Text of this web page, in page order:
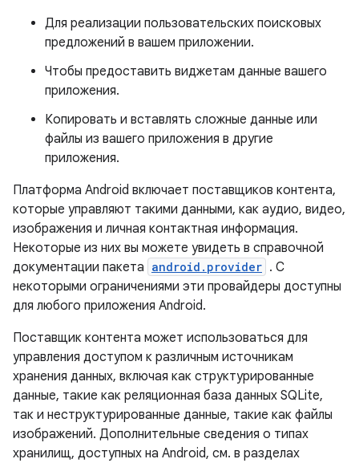
Для реализации пользовательских поисковых
предложений в вашем приложении.
Чтобы предоставить виджетам данные вашего
приложения.
Копировать и вставлять сложные данные или
файлы из вашего приложения в другие
приложения.
Платформа Android включает поставщиков контента,
которые управляют такими данными, как аудио, видео,
изображения и личная контактная информация.
Некоторые из них вы можете увидеть в справочной
документации пакета android.provider . С
некоторыми ограничениями эти провайдеры доступны
для любого приложения Android.
Поставщик контента может использоваться для
управления доступом к различным источникам
хранения данных, включая как структурированные
данные, такие как реляционная база данных SQLite,
так и неструктурированные данные, такие как файлы
изображений. Дополнительные сведения о типах
хранилищ, доступных на Android, см. в разделах